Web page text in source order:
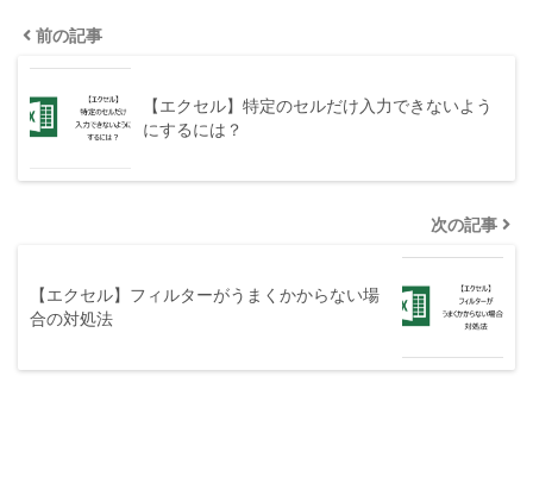
前の記事
【エクセル】特定のセルだけ入力できないよう
にするには？
次の記事
【エクセル】フィルターがうまくかからない場
合の対処法